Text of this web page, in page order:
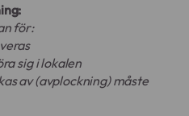
för:
sig i lokalen
av (avplockning) måste